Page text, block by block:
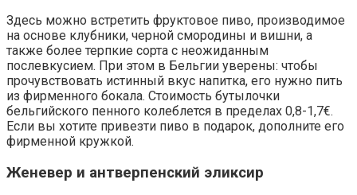
Здесь можно встретить фруктовое пиво, производимое
на основе клубники, черной смородины и вишни, а
также более терпкие сорта с неожиданным
послевкусием. При этом в Бельгии уверены: чтобы
прочувствовать истинный вкус напитка, его нужно пить
из фирменного бокала. Стоимость бутылочки
бельгийского пенного колеблется в пределах 0,8-1,7€.
Если вы хотите привезти пиво в подарок, дополните его
фирменной кружкой.
Женевер и антверпенский эликсир